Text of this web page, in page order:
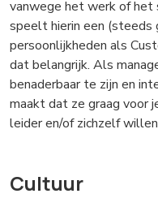
vanwege het werk of het
speelt hierin een (steeds
persoonlijkheden als
dat belangrijk. Als
benaderbaar te zijn en
maakt dat ze graag voor
leider en/of zichzelf
Cultuur